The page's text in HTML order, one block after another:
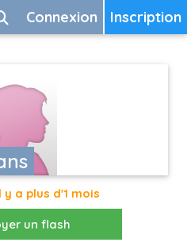
Inscription
Connexion
a plus d'1 mois
un flash